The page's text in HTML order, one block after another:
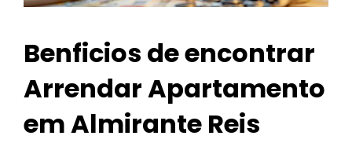
Benficios de encontrar
Arrendar Apartamento
em Almirante Reis